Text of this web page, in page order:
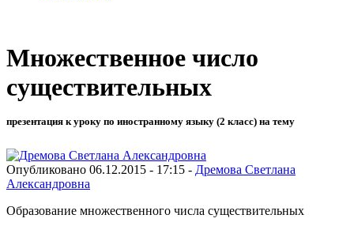
Множественное число
существительных
презентация к уроку по иностранному языку (2 класс) на тему
Опубликовано 06.12.2015 - 17:15 - Дремова Светлана
Александровна
Образование множественного числа существительных